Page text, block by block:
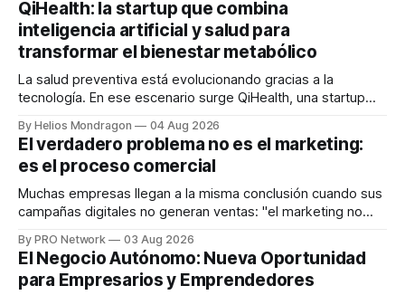
QiHealth: la startup que combina
inteligencia artificial y salud para
transformar el bienestar metabólico
La salud preventiva está evolucionando gracias a la
tecnología. En ese escenario surge QiHealth, una startup
dispositivos inteligentes, inteligencia artificial y monitoreo
en tiempo real para ayudar a las personas a tomar mejores
decisiones sobre su salud metabólica. Su propuesta busca
responder
By Helios Mondragon 04 Aug 2026
El verdadero problema no es el marketing:
es el proceso comercial
Muchas empresas llegan a la misma conclusión cuando sus
campañas digitales no generan ventas: "el marketing no
INTERIUS, el problema suele estar en otro lugar. Durante
una entrevista para el podcast SER PRO, el especialista en
marketing digital explicó que
By PRO Network 03 Aug 2026
El Negocio Autónomo: Nueva Oportunidad
para Empresarios y Emprendedores